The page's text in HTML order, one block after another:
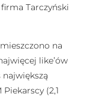
Tarczyński
na
like’ów
największą
(2,1